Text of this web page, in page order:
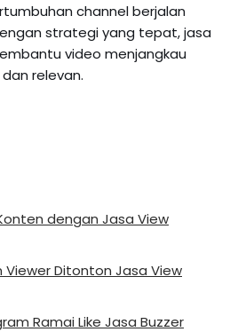
channel berjalan
strategi yang tepat, jasa
video menjangkau
relevan.
dengan Jasa View
Viewer Ditonton Jasa View
Ramai Like Jasa Buzzer